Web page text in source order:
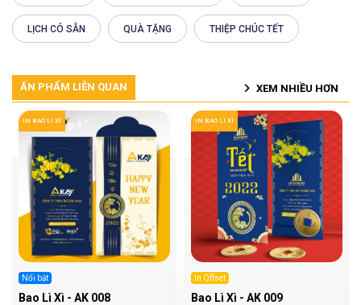
LỊCH CÓ SẴN QUÀ TẶNG THIỆP CHÚC TẾT
ẤN PHẨM LIÊN QUAN XEM NHIỀU HƠN
IN BAO LÌ XÌ
Nổi bật
Bao Lì Xì - AK 008
IN BAO LÌ XÌ
In Offset
Bao Lì Xì - AK 009